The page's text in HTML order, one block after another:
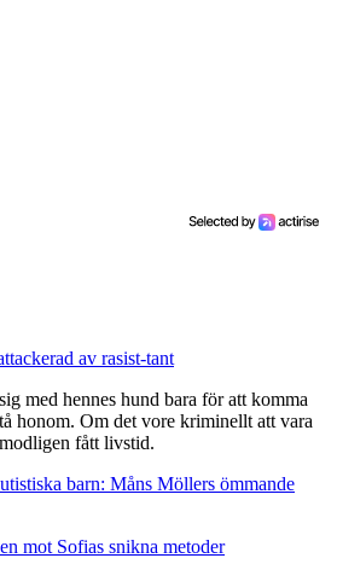
av rasist-tant
med hennes hund bara för att komma
honom. Om det vore kriminellt att vara
fått livstid.
barn: Måns Möllers ömmande
mot Sofias snikna metoder